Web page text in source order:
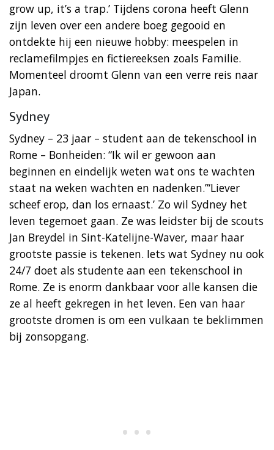
grow up, it’s a trap.’ Tijdens corona heeft Glenn
zijn leven over een andere boeg gegooid en
ontdekte hij een nieuwe hobby: meespelen in
reclamefilmpjes en fictiereeksen zoals Familie.
Momenteel droomt Glenn van een verre reis naar
Japan.
Sydney
Sydney – 23 jaar – student aan de tekenschool in
Rome – Bonheiden: “Ik wil er gewoon aan
beginnen en eindelijk weten wat ons te wachten
staat na weken wachten en nadenken.”‘Liever
scheef erop, dan los ernaast.’ Zo wil Sydney het
leven tegemoet gaan. Ze was leidster bij de scouts
Jan Breydel in Sint-Katelijne-Waver, maar haar
grootste passie is tekenen. Iets wat Sydney nu ook
24/7 doet als studente aan een tekenschool in
Rome. Ze is enorm dankbaar voor alle kansen die
ze al heeft gekregen in het leven. Een van haar
grootste dromen is om een vulkaan te beklimmen
bij zonsopgang.